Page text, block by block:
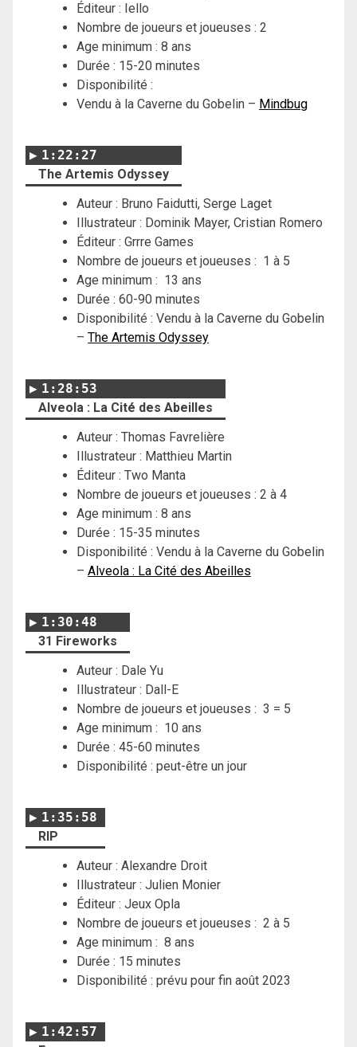
Éditeur : Iello
Nombre de joueurs et joueuses : 2
Age minimum : 8 ans
Durée : 15-20 minutes
Disponibilité :
Vendu à la Caverne du Gobelin – Mindbug
1:22:27
The Artemis Odyssey
Auteur : Bruno Faidutti, Serge Laget
Illustrateur : Dominik Mayer, Cristian Romero
Éditeur : Grrre Games
Nombre de joueurs et joueuses : 1 à 5
Age minimum : 13 ans
Durée : 60-90 minutes
Disponibilité : Vendu à la Caverne du Gobelin
– The Artemis Odyssey
1:28:53
Alveola : La Cité des Abeilles
Auteur : Thomas Favrelière
Illustrateur : Matthieu Martin
Éditeur : Two Manta
Nombre de joueurs et joueuses : 2 à 4
Age minimum : 8 ans
Durée : 15-35 minutes
Disponibilité : Vendu à la Caverne du Gobelin
– Alveola : La Cité des Abeilles
1:30:48
31 Fireworks
Auteur : Dale Yu
Illustrateur : Dall-E
Nombre de joueurs et joueuses : 3 = 5
Age minimum : 10 ans
Durée : 45-60 minutes
Disponibilité : peut-être un jour
1:35:58
RIP
Auteur : Alexandre Droit
Illustrateur : Julien Monier
Éditeur : Jeux Opla
Nombre de joueurs et joueuses : 2 à 5
Age minimum : 8 ans
Durée : 15 minutes
Disponibilité : prévu pour fin août 2023
1:42:57